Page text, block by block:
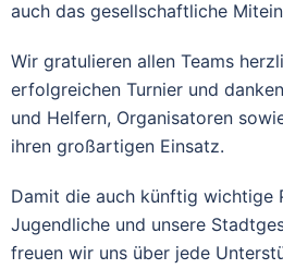
auch das gesellschaftliche
Wir gratulieren allen Teams
erfolgreichen Turnier und
und Helfern, Organisatoren
ihren großartigen Einsatz.
Damit die auch künftig wichtige
Jugendliche und unsere
freuen wir uns über jede